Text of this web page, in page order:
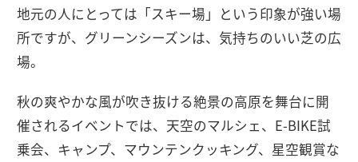
地元の人にとっては「スキー場」という印象が強い場
所ですが、グリーンシーズンは、気持ちのいい芝の広
場。
秋の爽やかな風が吹き抜ける絶景の高原を舞台に開
催されるイベントでは、天空のマルシェ、E-BIKE試
乗会、キャンプ、マウンテンクッキング、星空観賞な